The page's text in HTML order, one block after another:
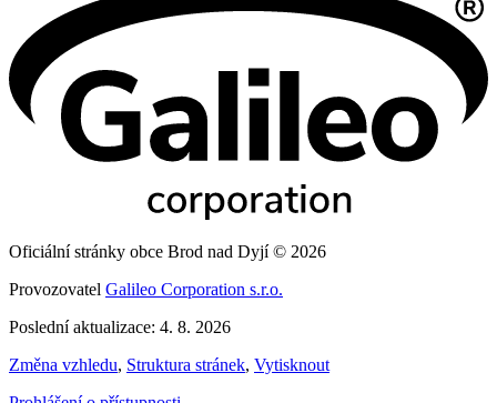
Oficiální stránky obce Brod nad Dyjí © 2026
Provozovatel Galileo Corporation s.r.o.
Poslední aktualizace: 4. 8. 2026
Změna vzhledu, Struktura stránek, Vytisknout